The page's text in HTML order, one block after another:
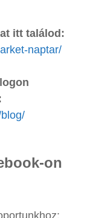
itt találod:
naptar/
on